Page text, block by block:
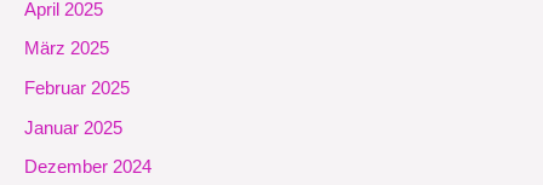
April 2025
März 2025
Februar 2025
Januar 2025
Dezember 2024